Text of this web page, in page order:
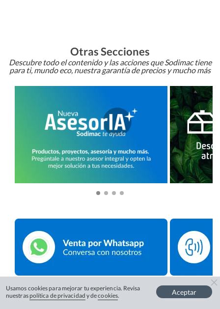
Otras Secciones
Descubre todo el contenido y las acciones que Sodimac tiene
para ti, mundo eco, nuestra garantía de precios y mucho más
Usamos cookies para mejorar tu experiencia. Revisa
nuestras política de privacidad y decookies. Aceptar